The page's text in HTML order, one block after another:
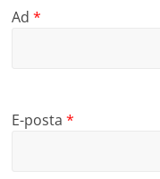
Ad*
E-posta*